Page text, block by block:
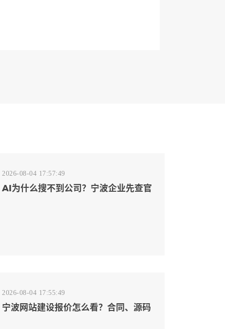
2026-08-04 17:57:49
AI为什么搜不到公司？宁波企业先查官
2026-08-04 17:55:49
宁波网站建设报价怎么看？合同、源码